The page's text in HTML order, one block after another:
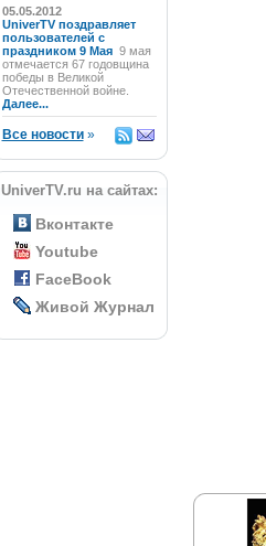
05.05.2012
UniverTV поздравляет
пользователей с
праздником 9 Мая 9 мая
отмечается 67 годовщина
победы в Великой
Отечественной войне.
Далее...
Все новости»
UniverTV.ru на сайтах:
Вконтакте
Youtube
FaceBook
Живой Журнал